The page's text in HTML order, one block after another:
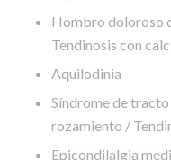
Hombro doloroso
Tendinosis con
Aquilodinia
Síndrome de
rozamiento /
Epicondilalgia